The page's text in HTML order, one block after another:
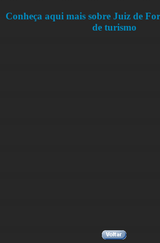
Conheça aqui mais sobre Juiz de
de turismo